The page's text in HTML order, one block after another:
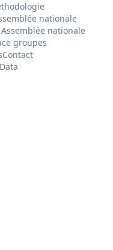
nationale
Assemblée nationale
groupes
Contact